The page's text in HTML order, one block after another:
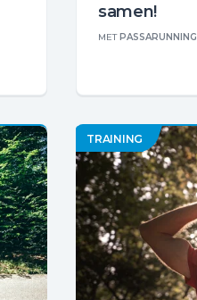
samen!
METPASSARUNNING
TRAINING